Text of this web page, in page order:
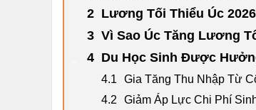
Lương Tối Thiểu Úc
Vì Sao Úc Tăng Lương
Du Học Sinh Được
Gia Tăng Thu Nhập Từ
Giảm Áp Lực Chi Phí